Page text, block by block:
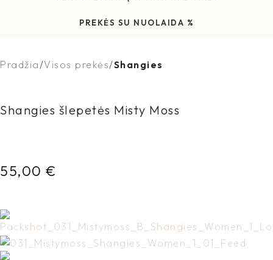
PREKĖS SU NUOLAIDA %
Pradžia Visos prekės Shangies
Shangies šlepetės Misty Moss
55,00 €